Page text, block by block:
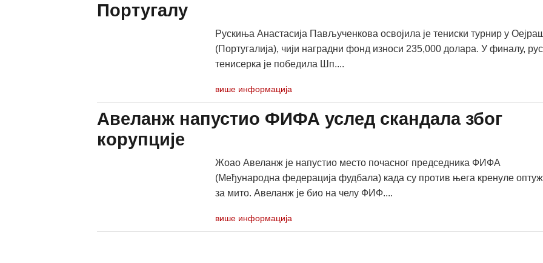
Португалу
Рускиња Анастасија Пављученкова освојила је тениски турнир у
(Португалија), чији наградни фонд износи 235,000 долара. У финалу,
тенисерка је победила Шп....
више информација
Авеланж напустио ФИФА услед скандала због
корупције
Жоао Авеланж је напустио место почасног председника ФИФА
(Међународна федерација фудбала) када су против њега кренуле
за мито. Авеланж је био на челу ФИФ....
више информација